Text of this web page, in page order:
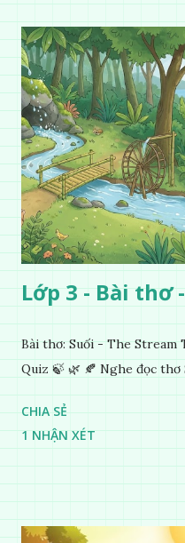
Lớp 3 - Bài thơ
Bài thơ: Suối - The
Quiz 🍃 🌿 🍂 Nghe đọc thơ
CHIA SẺ
1 NHẬN XÉT